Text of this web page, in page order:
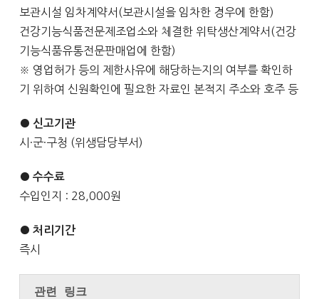
보관시설 임차계약서(보관시설을 임차한 경우에 한함)
건강기능식품전문제조업소와 체결한 위탁생산계약서(건강
기능식품유통전문판매업에 한함)
※ 영업허가 등의 제한사유에 해당하는지의 여부를 확인하
기 위하여 신원확인에 필요한 자료인 본적지 주소와 호주 등
● 신고기관
시·군·구청 (위생담당부서)
● 수수료
수입인지 : 28,000원
● 처리기간
즉시
관련 링크